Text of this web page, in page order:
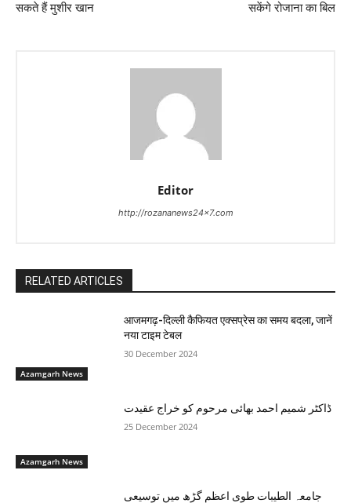
सकते हैं मुशीर खान
सकेंगे रोजाना का बिल
Editor
http://rozananews24x7.com
RELATED ARTICLES
Azamgarh News
आजमगढ़-दिल्ली कैफियत एक्सप्रेस का समय बदला, जानें
नया टाइम टेबल
30 December 2024
Azamgarh News
ڈاکٹر شمیم احمد بھائی مرحوم کو خراج عقیدت
25 December 2024
جامعہ الطيبات طوی اعظم گڑھ میں توسیعی